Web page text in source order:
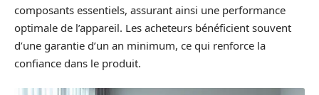
composants essentiels, assurant ainsi une performance
optimale de l’appareil. Les acheteurs bénéficient souvent
d’une garantie d’un an minimum, ce qui renforce la
confiance dans le produit.